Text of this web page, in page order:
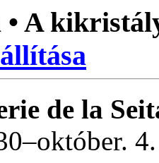
• A
de la
4.